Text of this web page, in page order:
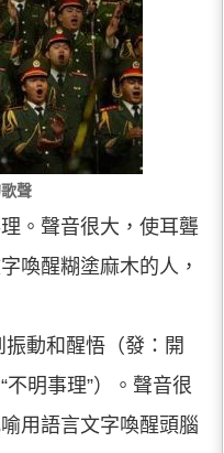
聲
。聲音很大，使耳聾
喚醒糊塗麻木的人，
動和醒悟（發：開
明事理”）。聲音很
用語言文字喚醒頭腦